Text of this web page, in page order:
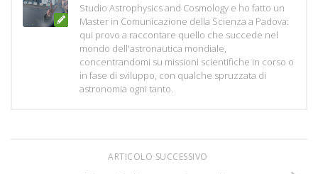
Studio Astrophysics and Cosmology e ho fatto un
Master in Comunicazione della Scienza a Padova:
qui provo a raccontare quello che succede nel
mondo dell'astronautica mondiale,
concentrandomi su missioni scientifiche in corso o
in fase di sviluppo, con qualche spruzzata di
astronomia ogni tanto.
ARTICOLO SUCCESSIVO